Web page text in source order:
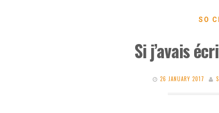
SO
Si j’avais
26 JANUARY 2017